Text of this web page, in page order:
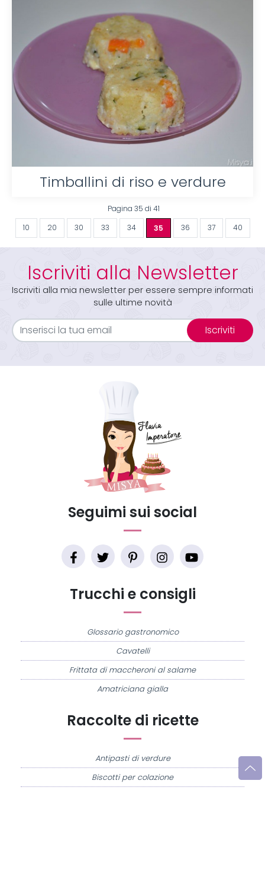
Timballini di riso e verdure
Pagina 35 di 41
10 20 30 33 34 35 36 37 40
Iscriviti alla Newsletter
Iscriviti alla mia newsletter per essere sempre informati
sulle ultime novità
Iscriviti
Raccolte di ricette
Antipasti di verdure
Biscotti per colazione
Trucchi e consigli
Glossario gastronomico
Cavatelli
Frittata di maccheroni al salame
Amatriciana gialla
Seguimi sui social